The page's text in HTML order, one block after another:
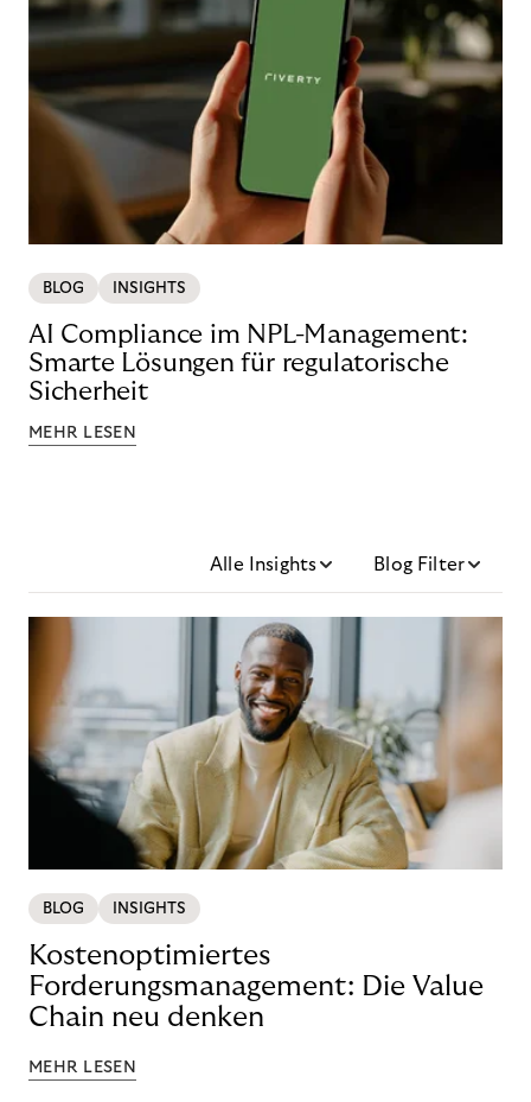
BLOG INSIGHTS
AI Compliance im NPL-Management:
Smarte Lösungen für regulatorische
Sicherheit
MEHR LESEN
Alle Insights Blog Filter
BLOG INSIGHTS
Kostenoptimiertes
Forderungsmanagement: Die Value
Chain neu denken
MEHR LESEN